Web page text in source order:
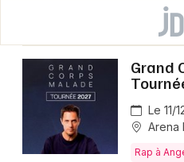
Grand
Le 11/
Arena
Rap à